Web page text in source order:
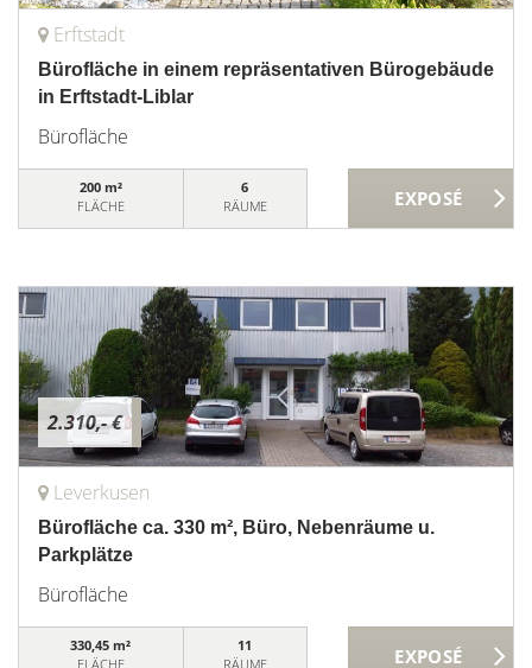
Erftstadt
Bürofläche in einem repräsentativen Bürogebäude
in Erftstadt-Liblar
Bürofläche
200 m²
FLÄCHE
6
RÄUME
2.310,- €
Leverkusen
Bürofläche ca. 330 m², Büro, Nebenräume u.
Parkplätze
Bürofläche
330,45 m²
FLÄCHE
11
RÄUME